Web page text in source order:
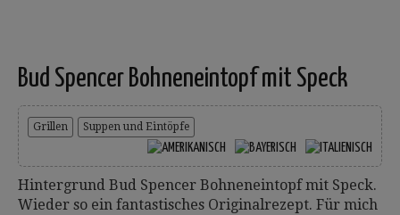
Bud Spencer Bohneneintopf mit Speck
Grillen Suppen und Eintöpfe
Hintergrund Bud Spencer Bohneneintopf mit Speck.
Wieder so ein fantastisches Originalrezept. Für mich